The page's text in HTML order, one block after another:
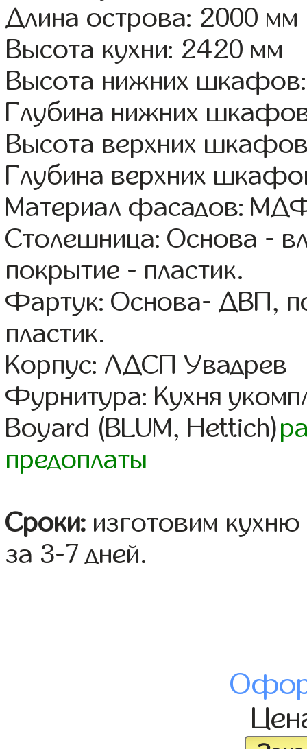
Длина острова: 2000 мм
Высота кухни: 2420 мм
Высота нижних
Глубина нижних
Высота верхних
Глубина верхних
Материал фасадов:
Столешница: Основа -
покрытие - пластик.
Фартук: Основа- ДВП,
пластик.
Корпус: ЛДСП Увадрев
Фурнитура: Кухня
Boyard (BLUM, Hettich)
предоплаты
Сроки: изготовим
за 3-7 дней.